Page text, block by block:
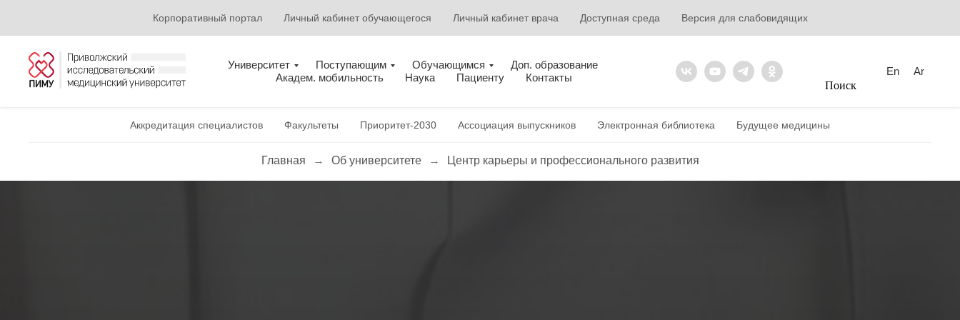
Корпоративный портал Личный кабинет обучающегося Личный кабинет врача Доступная среда Версия для слабовидящих
Университет Поступающим Обучающимся
Доп. образование
Академ. мобильность
Наука Пациенту Контакты
Поиск
En Ar
Аккредитация специалистов Факультеты Приоритет-2030 Ассоциация выпускников Электронная библиотека Будущее медицины
Главная → Об университете → Центр карьеры и профессионального развития